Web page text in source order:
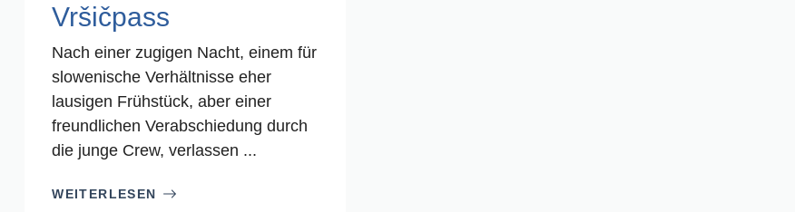
Vršičpass
Nach einer zugigen Nacht, einem für
slowenische Verhältnisse eher
lausigen Frühstück, aber einer
freundlichen Verabschiedung durch
die junge Crew, verlassen ...
WEITERLESEN